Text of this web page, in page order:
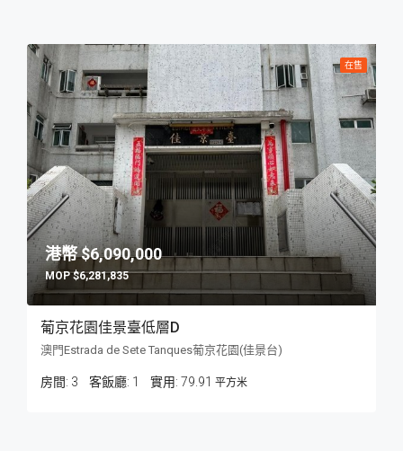
在售
$6,090,000
$6,281,835
葡京花園佳景臺低層D
澳門Estrada de Sete Tanques葡京花園(佳景台)
房間: 3 客飯廳: 1 79.91 平方米